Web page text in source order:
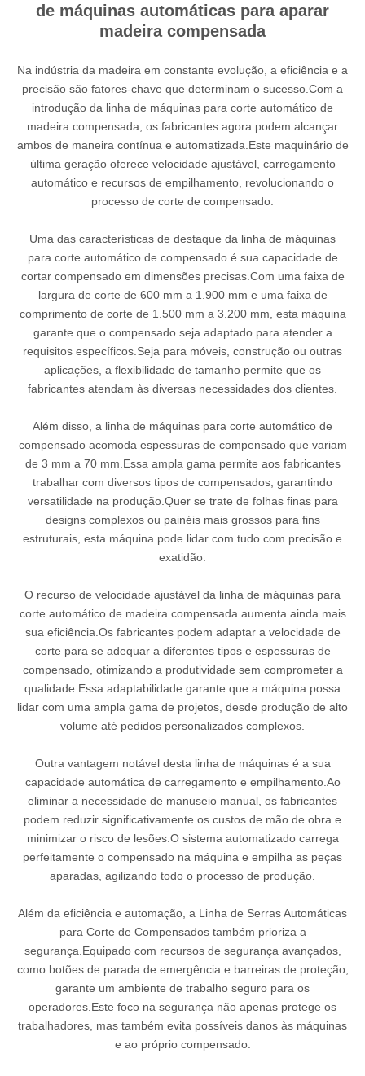
de máquinas automáticas para aparar
madeira compensada
Na indústria da madeira em constante evolução, a eficiência e a
precisão são fatores-chave que determinam o sucesso.Com a
introdução da linha de máquinas para corte automático de
madeira compensada, os fabricantes agora podem alcançar
ambos de maneira contínua e automatizada.Este maquinário de
última geração oferece velocidade ajustável, carregamento
automático e recursos de empilhamento, revolucionando o
processo de corte de compensado.
Uma das características de destaque da linha de máquinas
para corte automático de compensado é sua capacidade de
cortar compensado em dimensões precisas.Com uma faixa de
largura de corte de 600 mm a 1.900 mm e uma faixa de
comprimento de corte de 1.500 mm a 3.200 mm, esta máquina
garante que o compensado seja adaptado para atender a
requisitos específicos.Seja para móveis, construção ou outras
aplicações, a flexibilidade de tamanho permite que os
fabricantes atendam às diversas necessidades dos clientes.
Além disso, a linha de máquinas para corte automático de
compensado acomoda espessuras de compensado que variam
de 3 mm a 70 mm.Essa ampla gama permite aos fabricantes
trabalhar com diversos tipos de compensados, garantindo
versatilidade na produção.Quer se trate de folhas finas para
designs complexos ou painéis mais grossos para fins
estruturais, esta máquina pode lidar com tudo com precisão e
exatidão.
O recurso de velocidade ajustável da linha de máquinas para
corte automático de madeira compensada aumenta ainda mais
sua eficiência.Os fabricantes podem adaptar a velocidade de
corte para se adequar a diferentes tipos e espessuras de
compensado, otimizando a produtividade sem comprometer a
qualidade.Essa adaptabilidade garante que a máquina possa
lidar com uma ampla gama de projetos, desde produção de alto
volume até pedidos personalizados complexos.
Outra vantagem notável desta linha de máquinas é a sua
capacidade automática de carregamento e empilhamento.Ao
eliminar a necessidade de manuseio manual, os fabricantes
podem reduzir significativamente os custos de mão de obra e
minimizar o risco de lesões.O sistema automatizado carrega
perfeitamente o compensado na máquina e empilha as peças
aparadas, agilizando todo o processo de produção.
Além da eficiência e automação, a Linha de Serras Automáticas
para Corte de Compensados ​​também prioriza a
segurança.Equipado com recursos de segurança avançados,
como botões de parada de emergência e barreiras de proteção,
garante um ambiente de trabalho seguro para os
operadores.Este foco na segurança não apenas protege os
trabalhadores, mas também evita possíveis danos às máquinas
e ao próprio compensado.